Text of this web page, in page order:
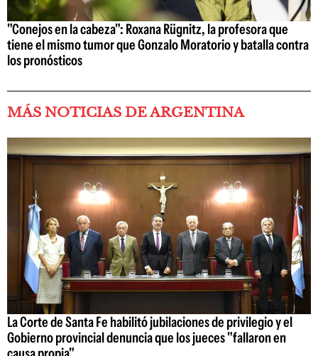
"Conejos en la cabeza": Roxana Rügnitz, la profesora que
tiene el mismo tumor que Gonzalo Moratorio y batalla contra
los pronósticos
MÁS NOTICIAS DE ARGENTINA
La Corte de Santa Fe habilitó jubilaciones de privilegio y el
Gobierno provincial denuncia que los jueces "fallaron en